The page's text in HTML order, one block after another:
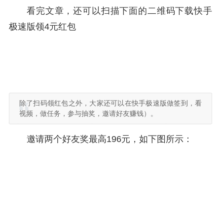
看完文章，还可以扫描下面的二维码下载快手
极速版领4元红包
除了扫码领红包之外，大家还可以在快手极速版做签到，看
视频，做任务，参与抽奖，邀请好友赚钱）。
邀请两个好友奖最高196元，如下图所示：